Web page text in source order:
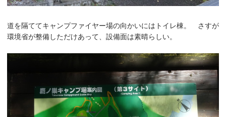
道を隔ててキャンプファイヤー場の向かいにはトイレ棟。 さすが
環境省が整備しただけあって、設備面は素晴らしい。